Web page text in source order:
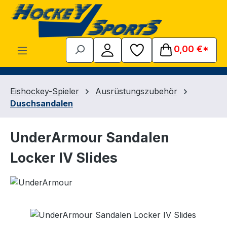
Zum Hauptinhalt springen
0,00 €*
Eishockey-Spieler
Ausrüstungszubehör
Duschsandalen
UnderArmour Sandalen
Locker IV Slides
Bildergalerie überspringen